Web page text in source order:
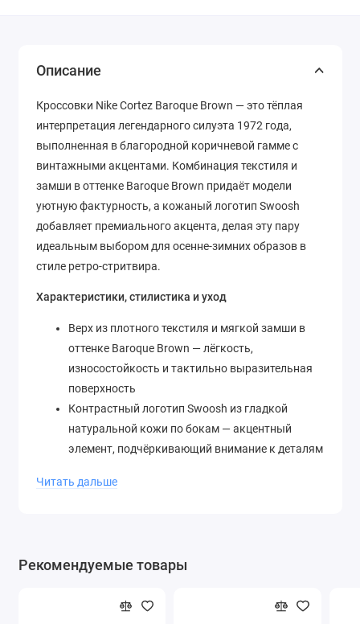
Описание
Кроссовки Nike Cortez Baroque Brown — это тёплая
интерпретация легендарного силуэта 1972 года,
выполненная в благородной коричневой гамме с
винтажными акцентами. Комбинация текстиля и
замши в оттенке Baroque Brown придаёт модели
уютную фактурность, а кожаный логотип Swoosh
добавляет премиального акцента, делая эту пару
идеальным выбором для осенне-зимних образов в
стиле ретро-стритвира.
Характеристики, стилистика и уход
Верх из плотного текстиля и мягкой замши в
оттенке Baroque Brown — лёгкость,
износостойкость и тактильно выразительная
поверхность
Контрастный логотип Swoosh из гладкой
натуральной кожи по бокам — акцентный
элемент, подчёркивающий внимание к деталям
Классические волнообразные наложения по
воротником дарит свободу движений в области
Читать дальше
Рекомендуемые товары